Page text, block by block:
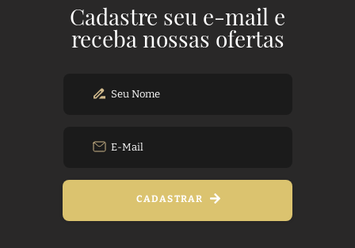
Cadastre seu e-mail e
receba nossas ofertas
CADASTRAR